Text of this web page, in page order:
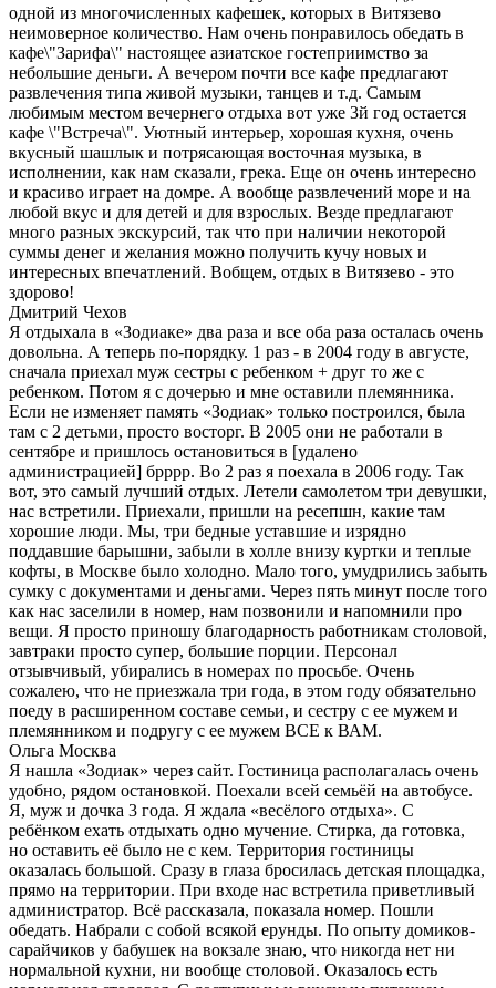
одной из многочисленных кафешек, которых в Витязево
неимоверное количество. Нам очень понравилось обедать в
кафе\"Зарифа\" настоящее азиатское гостеприимство за
небольшие деньги. А вечером почти все кафе предлагают
развлечения типа живой музыки, танцев и т.д. Самым
любимым местом вечернего отдыха вот уже 3й год остается
кафе \"Встреча\". Уютный интерьер, хорошая кухня, очень
вкусный шашлык и потрясающая восточная музыка, в
исполнении, как нам сказали, грека. Еще он очень интересно
и красиво играет на домре. А вообще развлечений море и на
любой вкус и для детей и для взрослых. Везде предлагают
много разных экскурсий, так что при наличии некоторой
суммы денег и желания можно получить кучу новых и
интересных впечатлений. Вобщем, отдых в Витязево - это
здорово!
Дмитрий Чехов
Я отдыхала в «Зодиаке» два раза и все оба раза осталась очень
довольна. А теперь по-порядку. 1 раз - в 2004 году в августе,
сначала приехал муж сестры с ребенком + друг то же с
ребенком. Потом я с дочерью и мне оставили племянника.
Если не изменяет память «Зодиак» только построился, была
там с 2 детьми, просто восторг. В 2005 они не работали в
сентябре и пришлось остановиться в [удалено
администрацией] брррр. Во 2 раз я поехала в 2006 году. Так
вот, это самый лучший отдых. Летели самолетом три девушки,
нас встретили. Приехали, пришли на ресепшн, какие там
хорошие люди. Мы, три бедные уставшие и изрядно
поддавшие барышни, забыли в холле внизу куртки и теплые
кофты, в Москве было холодно. Мало того, умудрились забыть
сумку с документами и деньгами. Через пять минут после того
как нас заселили в номер, нам позвонили и напомнили про
вещи. Я просто приношу благодарность работникам столовой,
завтраки просто супер, большие порции. Персонал
отзывчивый, убирались в номерах по просьбе. Очень
сожалею, что не приезжала три года, в этом году обязательно
поеду в расширенном составе семьи, и сестру с ее мужем и
племянником и подругу с ее мужем ВСЕ к ВАМ.
Ольга Москва
Я нашла «Зодиак» через сайт. Гостиница располагалась очень
удобно, рядом остановкой. Поехали всей семьёй на автобусе.
Я, муж и дочка 3 года. Я ждала «весёлого отдыха». С
ребёнком ехать отдыхать одно мучение. Стирка, да готовка,
но оставить её было не с кем. Территория гостиницы
оказалась большой. Сразу в глаза бросилась детская площадка,
прямо на территории. При входе нас встретила приветливый
администратор. Всё рассказала, показала номер. Пошли
обедать. Набрали с собой всякой ерунды. По опыту домиков-
сарайчиков у бабушек на вокзале знаю, что никогда нет ни
нормальной кухни, ни вообще столовой. Оказалось есть